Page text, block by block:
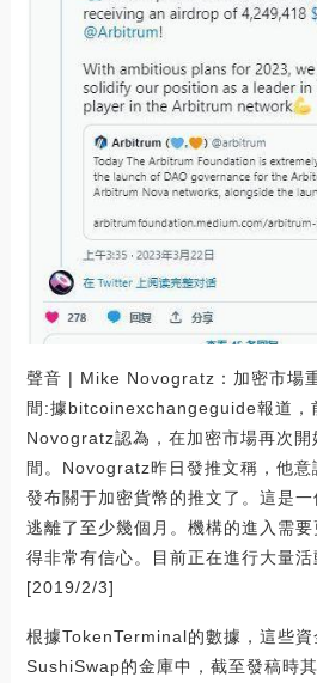
聲音 | Mike Novogratz：加密市場
間:據bitcoinexchangeguide報道，
Novogratz認為，在加密市場再次開
間。Novogratz昨日發推文稱，他
發布關于加密貨幣的推文了。這是
逃離了至少幾個月。機構的進入需
得非常有信心。目前正在進行大量活
[2019/2/3]
根據TokenTerminal的數據，這些資
SushiSwap的金庫中，截至發稿時